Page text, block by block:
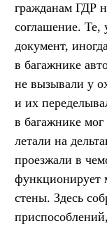
гражданам ГДР
соглашение. Те,
документ,
в багажнике
не вызывали у
и их
в багажнике мог
летали на
проезжали в
функционирует
стены. Здесь